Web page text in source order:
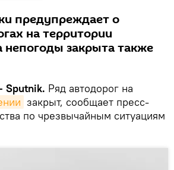
предупреждает о
на территории
непогоды закрыта также
Sputnik. Ряд автодорог на
закрыт, сообщает пресс-
по чрезвычайным ситуациям